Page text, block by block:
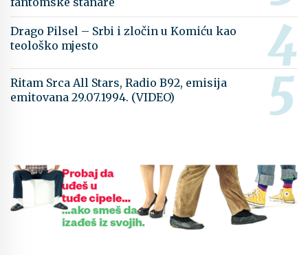
Drago Pilsel – Srbi i zločin u Komiću kao
teološko mjesto
Ritam Srca All Stars, Radio B92, emisija
emitovana 29.07.1994. (VIDEO)